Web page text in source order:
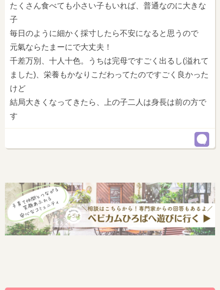
たくさん食べても小さい子もいれば、普通なのに大きな
子
毎日のように細かく採寸したら不安になると思うので
元氣ならたまーにで大丈夫！
千差万別、十人十色。うちは完母ですごく出るし(溢れて
ました)、栄養もかなりこだわってたのですごく良かった
けど
結局大きくなってきたら、上の子二人は身長は前の方で
す